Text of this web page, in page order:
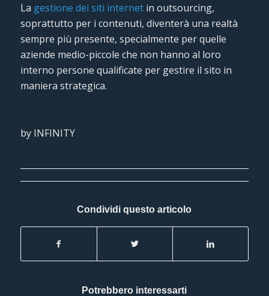
La gestione dei siti internetin outsourcing,
soprattutto per i contenuti, diventerà una realtà
sempre più presente, specialmente per quelle
aziende medio-piccole che non hanno al loro
interno persone qualificate per gestire il sito in
maniera strategica.
by INFINITY
Condividi questo articolo
Potrebbero interessarti